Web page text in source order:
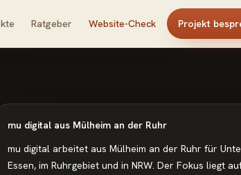
Ratgeber Website-Check Projekt
mu digital aus Mülheim an der Ruhr
mu digital arbeitet aus Mülheim an der Ruhr für
Essen, im Ruhrgebiet und in NRW. Der Fokus liegt